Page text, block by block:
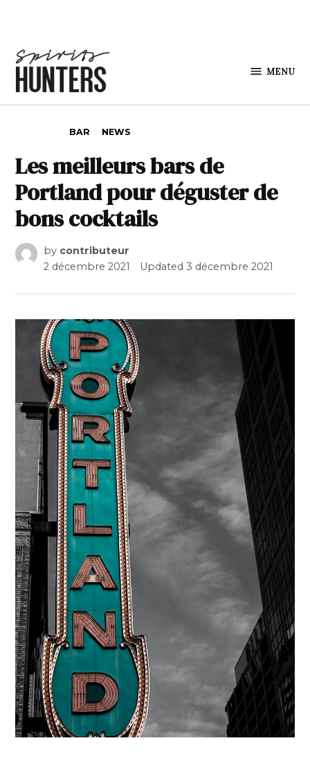
MENU
BAR NEWS
Les meilleurs bars de
Portland pour déguster de
bons cocktails
by contributeur
2 décembre 2021
Updated3 décembre 2021